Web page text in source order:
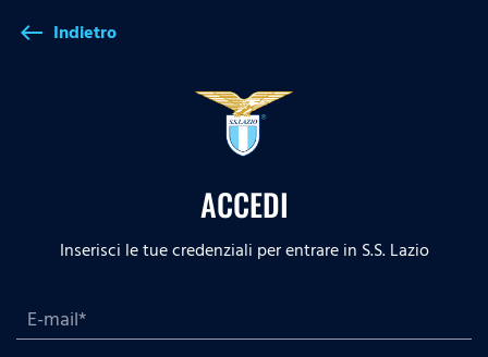
west Indietro
ACCEDI
Inserisci le tue credenziali per entrare in S.S. Lazio